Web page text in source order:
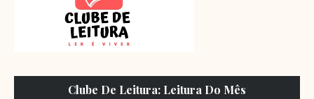
Clube De Leitura: Leitura Do Mês